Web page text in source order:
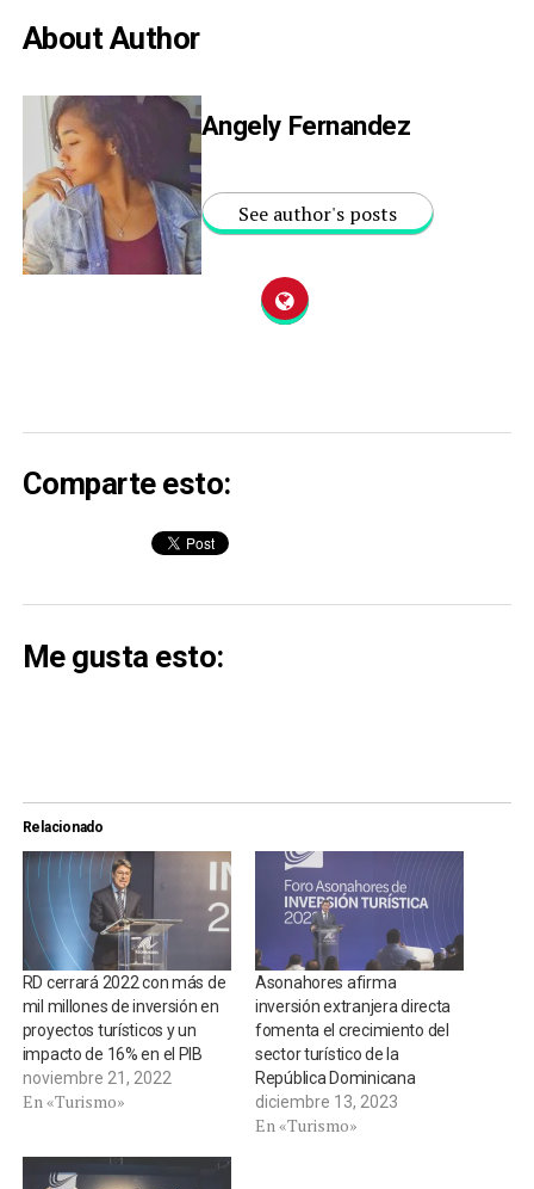
About Author
Angely Fernandez
See author's posts
Comparte esto:
Me gusta esto:
Relacionado
RD cerrará 2022 con más de
mil millones de inversión en
proyectos turísticos y un
impacto de 16% en el PIB
noviembre 21, 2022
En «Turismo»
Asonahores afirma
inversión extranjera directa
fomenta el crecimiento del
sector turístico de la
República Dominicana
diciembre 13, 2023
En «Turismo»